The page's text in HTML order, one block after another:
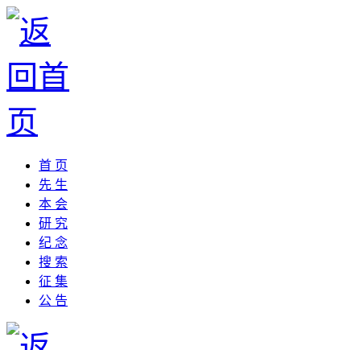
首 页
先 生
本 会
研 究
纪 念
搜 索
征 集
公 告